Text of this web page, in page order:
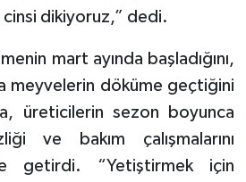
dikiyoruz,” dedi.
mart ayında başladığını,
meyvelerin döküme geçtiğini
üreticilerin sezon boyunca
ve bakım çalışmalarını
getirdi. “Yetiştirmek için